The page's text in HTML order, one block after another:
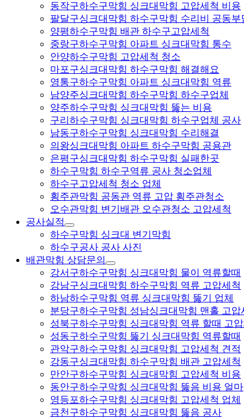
동작구하수구막힘 싱크대막힘 고압세척 비용
팔달구싱크대막힘 하수구막힘 수리비 공동부
양평하수구막힘 배관 하수구고압세척
중랑구하수구막힘 아파트 싱크대막힘 통수
안양하수구막힘 고압세척 청소
마포구싱크대막힘 하수구막힘 해결해요
영통구하수구막힘 아파트 싱크대막힘 역류
남양주싱크대막힘 하수구막힘 하수구업체
양주하수구막힘 싱크대막힘 뚫는 비용
구리하수구막힘 싱크대막힘 하수구업체 공사
남동구하수구막힘 싱크대막힘 수리해결
의왕싱크대막힘 아파트 하수구막힘 공용관
은평구싱크대막힘 하수구막힘 실패한곳
하수구막힘 하수구역류 공사 청소업체
하수구고압세척 청소 업체
횡주관막힘 공동관 역류 고압 횡주관청소
오수관막힘 변기배관 오수관청소 고압세척
공사실적
하수구막힘 싱크대 변기막힘
하수구공사 공사 사진
배관막힘 상담문의
강서구하수구막힘 싱크대막힘 물이 역류할때
강남구싱크대막힘 하수구막힘 역류 고압세척
하남하수구막힘 역류 싱크대막힘 뚫기 업체
분당구하수구막힘 성남싱크대막힘 맨홀 고압
성북구하수구막힘 싱크대막힘 역류 할때 고
성동구하수구막힘 뚫기 싱크대막힘 역류할때
관악구하수구막힘 싱크대막힘 고압세척 견적
강동구싱크대막힘 하수구막힘 배관 고압세척
만안구하수구막힘 싱크대막힘 고압세척 비용
동안구하수구막힘 싱크대막힘 뚫음 비용 얼마
영등포하수구막힘 싱크대막힘 고압세척 업체
금천구하수구막힘 싱크대막힘 뚫음 공사